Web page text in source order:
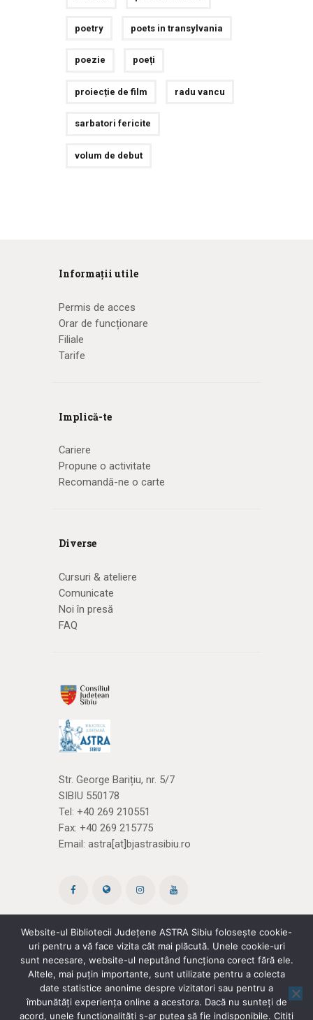
poetry poets in transylvania
poezie poeți
proiecție de film radu vancu
sarbatori fericite
volum de debut
Informații utile
Permis de acces
Orar de funcționare
Filiale
Tarife
Implică-te
Cariere
Propune o activitate
Recomandă-ne o carte
Diverse
Cursuri & ateliere
Comunicate
Noi în presă
FAQ
Str. George Barițiu, nr. 5/7
SIBIU 550178
Tel: +40 269 210551
Fax: +40 269 215775
Email: astra[at]bjastrasibiu.ro
Site creat de ROPARDO(și noi cărțile)
Politica de confidențialitate|Termeni și
Website-ul Bibliotecii Județene ASTRA Sibiu folosește cookie-
uri pentru a vă face vizita cât mai plăcută. Unele cookie-uri
sunt necesare, website-ul neputând funcționa corect fără ele.
Altele, mai puțin importante, sunt utilizate pentru a colecta
date statistice anonime despre vizitatori sau pentru a
îmbunătăți experiența online a acestora. Dacă nu sunteți de
acord, unele funcționalități s-ar putea să fie indisponibile. Citiți